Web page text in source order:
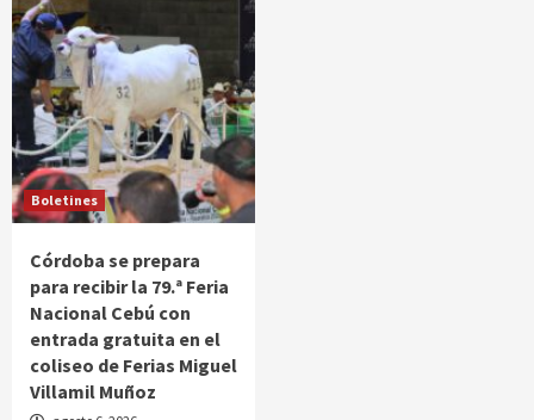
Boletines
Córdoba se prepara
para recibir la 79.ª Feria
Nacional Cebú con
entrada gratuita en el
coliseo de Ferias Miguel
Villamil Muñoz